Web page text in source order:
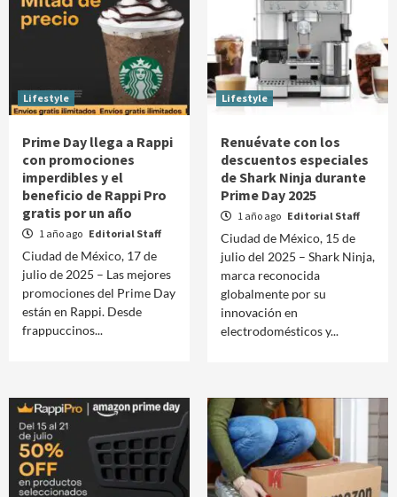
Lifestyle
Prime Day llega a Rappi
con promociones
imperdibles y el
beneficio de Rappi Pro
gratis por un año
1 año ago Editorial Staff
Ciudad de México, 17 de
julio de 2025 – Las mejores
promociones del Prime Day
están en Rappi. Desde
frappuccinos...
Lifestyle
Renuévate con los
descuentos especiales
de Shark Ninja durante
Prime Day 2025
1 año ago Editorial Staff
Ciudad de México, 15 de
julio del 2025 – Shark Ninja,
marca reconocida
globalmente por su
innovación en
electrodomésticos y...